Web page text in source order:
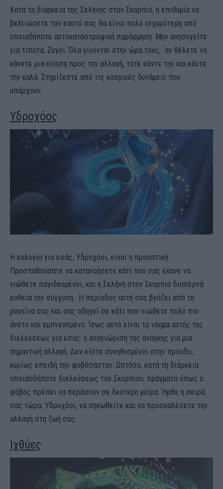
Κατά τη διάρκεια της Σελήνης στον Σκορπιό, η επιθυμία να
βελτιώσετε τον εαυτό σας θα είναι πολύ ισχυρότερη από
οποιαδήποτε αυτοκαταστροφική παρόρμηση. Μην ανησυχείτε
για τίποτα, Ζυγοί. Όλα γίνονται στην ώρα τους, αν θέλετε να
κάνετε μια κίνηση προς την αλλαγή, τότε κάντε την και κάντε
την καλά. Στηρίζεστε από τις κοσμικές δυνάμεις που
υπάρχουν.
Υδροχόος
Η ευλογία για εσάς, Υδροχόοι, είναι η προοπτική.
Προσπαθούσατε να κατανοήσετε κάτι που σας έκανε να
νιώθετε παγιδευμένοι, και η Σελήνη στον Σκορπιό διαπερνά
ευθεία την σύγχυση. Η περίοδος αυτή σας βγάζει από τη
ρουτίνα σας και σας οδηγεί σε κάτι που νιώθετε πολύ πιο
άνετο και εμπνευσμένο. Ίσως αυτό είναι το νόημα αυτής της
διελεύσεως για εσάς: η αναγνώριση της ανάγκης για μια
σημαντική αλλαγή. Δεν είστε συνηθισμένοι στην πρόοδο,
κυρίως επειδή την φοβόσασταν. Ωστόσο, κατά τη διάρκεια
οποιασδήποτε διελεύσεως του Σκορπιού, πράγματα όπως ο
φόβος πρέπει να περάσουν σε δεύτερη μοίρα. Ήρθε η σειρά
σας τώρα, Υδροχόοι, να σηκωθείτε και να προσκαλέσετε την
αλλαγή στη ζωή σας.
Ιχθύες